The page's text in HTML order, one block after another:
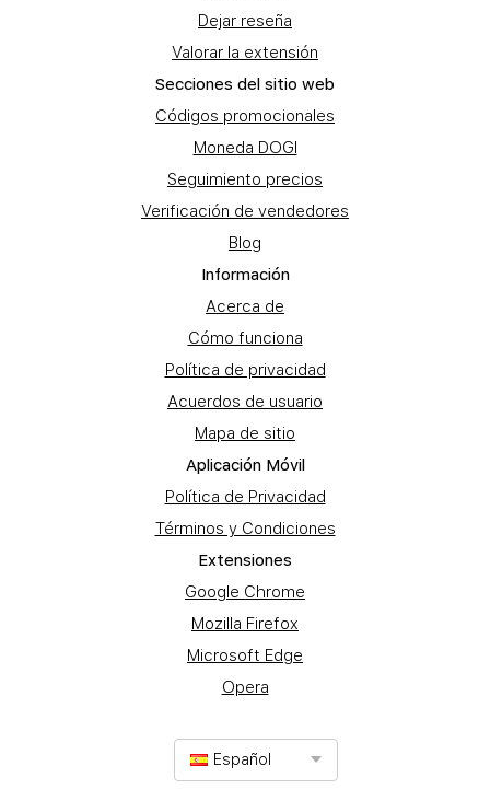
Dejar reseña
Valorar la extensión
Secciones del sitio web
Códigos promocionales
Moneda DOGI
Seguimiento precios
Verificación de vendedores
Blog
Información
Acerca de
Cómo funciona
Política de privacidad
Acuerdos de usuario
Mapa de sitio
Aplicación Móvil
Política de Privacidad
Términos y Condiciones
Extensiones
Google Chrome
Mozilla Firefox
Microsoft Edge
Opera
Español